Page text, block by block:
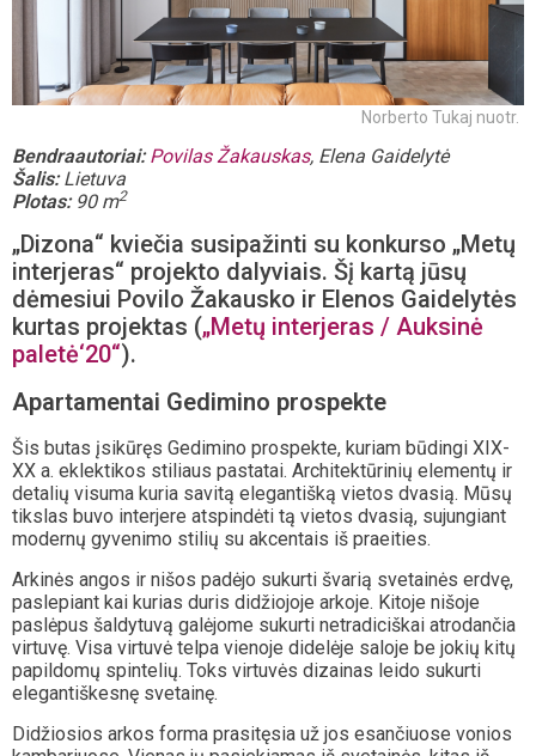
Norberto Tukaj nuotr.
Bendraautoriai: Povilas Žakauskas, Elena Gaidelytė
Šalis:Lietuva
Plotas:90 m2
„Dizona“ kviečia susipažinti su konkurso „Metų
interjeras“ projekto dalyviais. Šį kartą jūsų
dėmesiui Povilo Žakausko ir Elenos Gaidelytės
kurtas projektas („Metų interjeras / Auksinė
paletė‘20“).
Apartamentai Gedimino prospekte
Šis butas įsikūręs Gedimino prospekte, kuriam būdingi XIX-
XX a. eklektikos stiliaus pastatai. Architektūrinių elementų ir
detalių visuma kuria savitą elegantišką vietos dvasią. Mūsų
tikslas buvo interjere atspindėti tą vietos dvasią, sujungiant
modernų gyvenimo stilių su akcentais iš praeities.
Arkinės angos ir nišos padėjo sukurti švarią svetainės erdvę,
paslepiant kai kurias duris didžiojoje arkoje. Kitoje nišoje
paslėpus šaldytuvą galėjome sukurti netradiciškai atrodančia
virtuvę. Visa virtuvė telpa vienoje didelėje saloje be jokių kitų
papildomų spintelių. Toks virtuvės dizainas leido sukurti
elegantiškesnę svetainę.
Didžiosios arkos forma prasitęsia už jos esančiuose vonios